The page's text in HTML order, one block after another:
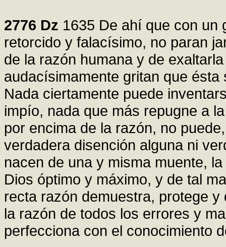
2776 Dz 1635 De ahí que con un
retorcido y falacísimo, no paran
de la razón humana y de
audacísimamente gritan que
Nada ciertamente puede
impío, nada que más repugne a
por encima de la razón, no
verdadera disención alguna ni
nacen de una y misma muente,
Dios óptimo y máximo, y de tal
recta razón demuestra, protege
la razón de todos los errores y
perfecciona con el conocimiento